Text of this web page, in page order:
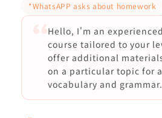
*WhatsAPP asks about homework
Hello, I'm an
course tailored to your
offer additional
on a particular topic for
vocabulary and